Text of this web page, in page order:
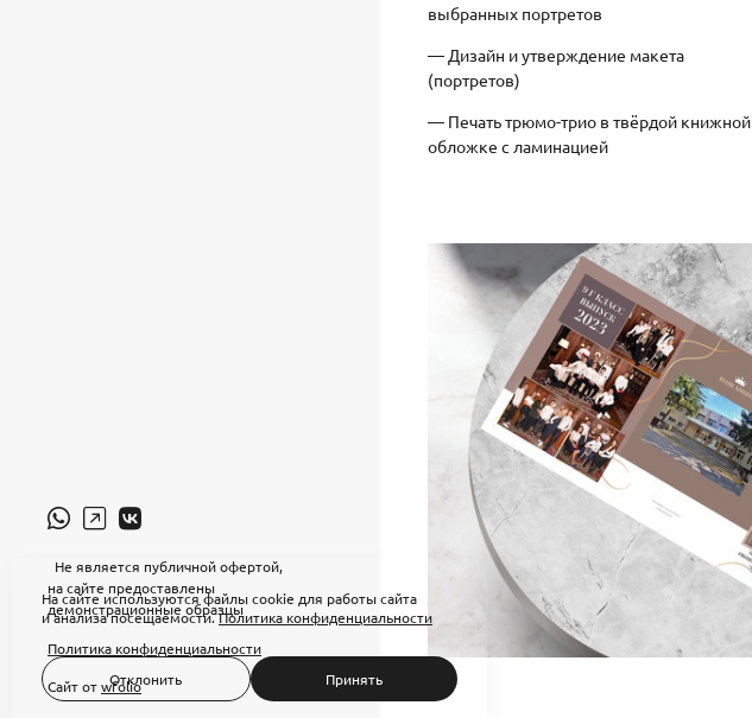
Не является публичной офертой,
на сайте предоставлены
демонстрационные образцы
Политика конфиденциальности
Сайт отwfolio
выбранных портретов
— Дизайн и утверждение макета
(портретов)
— Печать трюмо-трио в твёрдой книжной
обложке с ламинацией
На сайте используются файлы cookie для работы сайта
и анализа посещаемости.Политика конфиденциальности
Отклонить Принять